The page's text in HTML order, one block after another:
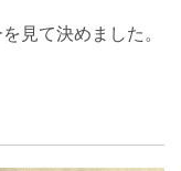
見て決めました。